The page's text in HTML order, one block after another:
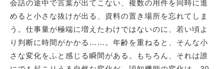
会話の途中で言葉が出てこない、複数の用件を同時に進
めると小さな抜けが出る、資料の置き場所を忘れてしま
う。仕事量が極端に増えたわけではないのに、若い頃よ
り判断に時間がかかる……。年齢を重ねると、そんな小
さな変化をふと感じる瞬間がある。もちろん、それは誰